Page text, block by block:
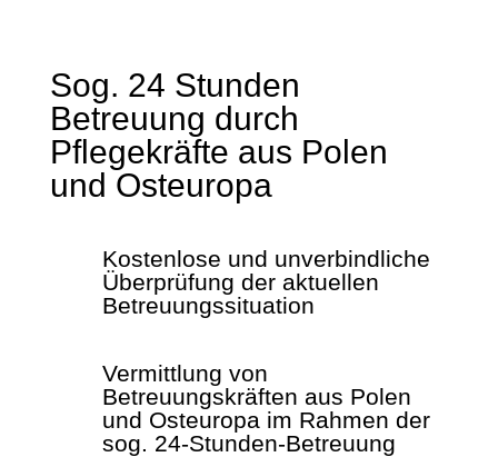
Sog. 24 Stunden
Betreuung durch
Pflegekräfte aus Polen
und Osteuropa
Kostenlose und unverbindliche
Überprüfung der aktuellen
Betreuungssituation
Vermittlung von
Betreuungskräften aus Polen
und Osteuropa im Rahmen der
sog. 24-Stunden-Betreuung